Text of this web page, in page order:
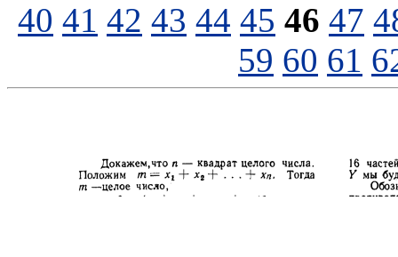
40 41 42 43 44 45 46 47
59 60 61